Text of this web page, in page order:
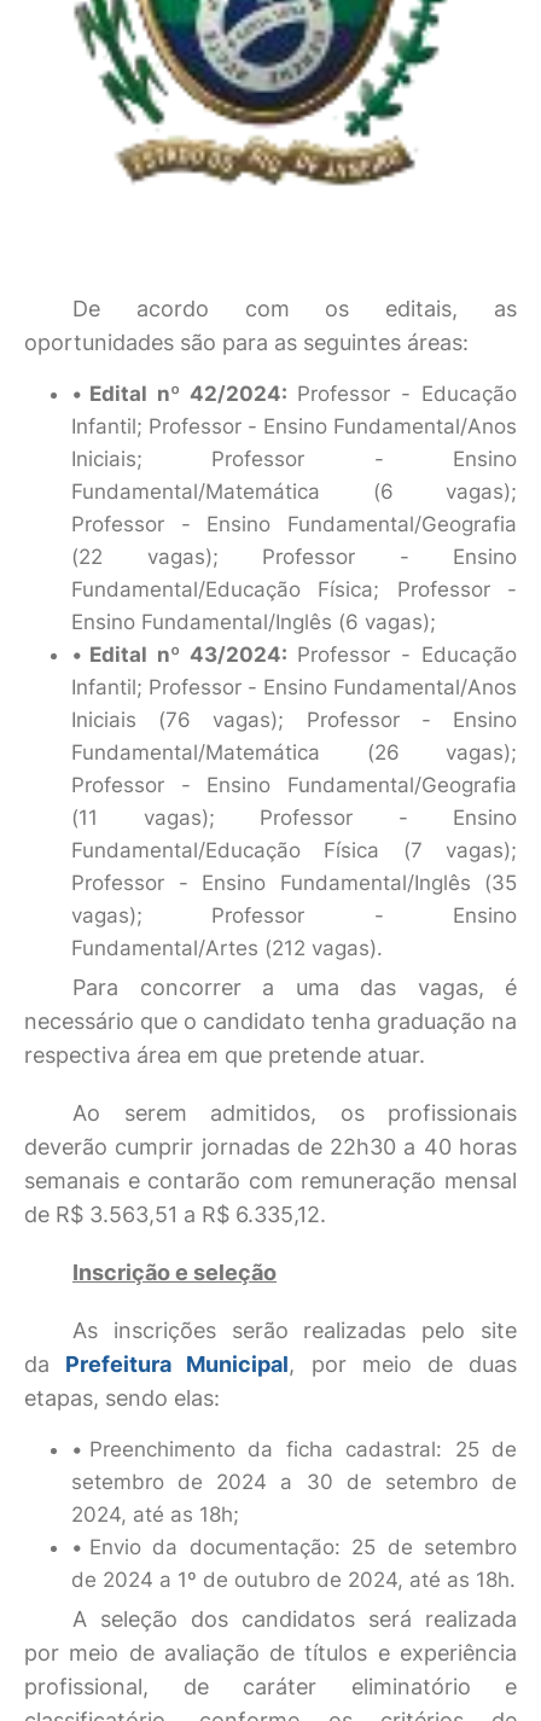
De acordo com os editais, as
oportunidades são para as seguintes áreas:
Edital nº 42/2024: Professor - Educação
Infantil; Professor - Ensino Fundamental/Anos
Iniciais; Professor - Ensino
Fundamental/Matemática (6 vagas);
Professor - Ensino Fundamental/Geografia
(22 vagas); Professor - Ensino
Fundamental/Educação Física; Professor -
Ensino Fundamental/Inglês (6 vagas);
Edital nº 43/2024: Professor - Educação
Infantil; Professor - Ensino Fundamental/Anos
Iniciais (76 vagas); Professor - Ensino
Fundamental/Matemática (26 vagas);
Professor - Ensino Fundamental/Geografia
(11 vagas); Professor - Ensino
Fundamental/Educação Física (7 vagas);
Professor - Ensino Fundamental/Inglês (35
vagas); Professor - Ensino
Fundamental/Artes (212 vagas).
Para concorrer a uma das vagas, é
necessário que o candidato tenha graduação na
respectiva área em que pretende atuar.
Ao serem admitidos, os profissionais
deverão cumprir jornadas de 22h30 a 40 horas
semanais e contarão com remuneração mensal
de R$ 3.563,51 a R$ 6.335,12.
Inscrição e seleção
As inscrições serão realizadas pelo site
da Prefeitura Municipal, por meio de duas
etapas, sendo elas:
Preenchimento da ficha cadastral: 25 de
setembro de 2024 a 30 de setembro de
2024, até as 18h;
Envio da documentação: 25 de setembro
de 2024 a 1º de outubro de 2024, até as 18h.
A seleção dos candidatos será realizada
por meio de avaliação de títulos e experiência
profissional, de caráter eliminatório e